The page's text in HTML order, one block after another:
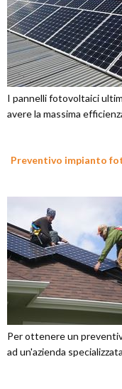
I pannelli fotovoltaici
avere la massima
Preventivo impianto
Per ottenere un
ad un'azienda